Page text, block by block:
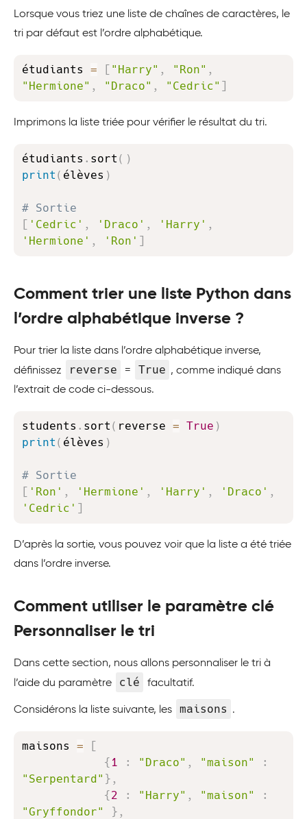
Lorsque vous triez une liste de chaînes de caractères, le
tri par défaut est l’ordre alphabétique.
étudiants = [ "Harry" , "Ron" ,
"Hermione" , "Draco" , "Cedric" ]
Imprimons la liste triée pour vérifier le résultat du tri.
étudiants . sort ( )
print ( élèves )
# Sortie
[ 'Cedric' , 'Draco' , 'Harry' ,
'Hermione' , 'Ron' ]
Comment trier une liste Python dans
l’ordre alphabétique inverse ?
Pour trier la liste dans l’ordre alphabétique inverse,
définissez
reverse = True , comme indiqué dans
l’extrait de code ci-dessous.
students . sort ( reverse = True )
print ( élèves )
# Sortie
[ 'Ron' , 'Hermione' , 'Harry' , 'Draco' ,
'Cedric' ]
D’après la sortie, vous pouvez voir que la liste a été triée
dans l’ordre inverse.
Comment utiliser le paramètre clé
Personnaliser le tri
Dans cette section, nous allons personnaliser le tri à
l’aide du paramètre
clé facultatif.
Considérons la liste suivante, les maisons .
maisons =
[
{ 1 : "Draco" , "maison"
:
"Serpentard" } ,
{2 : "Harry" , "maison"
:
"Gryffondor"
} ,